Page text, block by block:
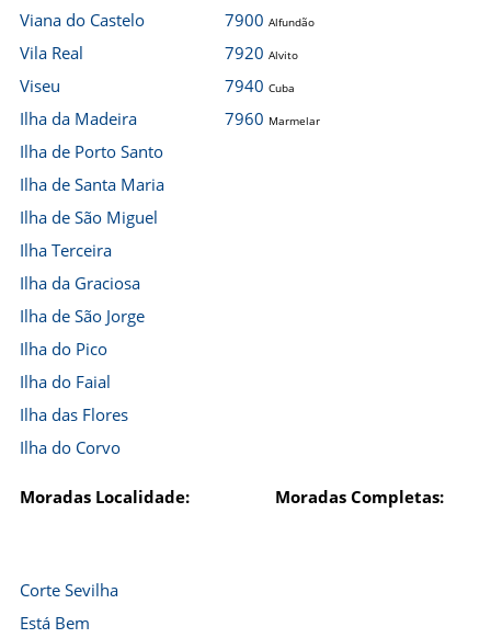
Viana do Castelo
Vila Real
Viseu
Ilha da Madeira
Ilha de Porto Santo
Ilha de Santa Maria
Ilha de São Miguel
Ilha Terceira
Ilha da Graciosa
Ilha de São Jorge
Ilha do Pico
Ilha do Faial
Ilha das Flores
Ilha do Corvo
7900 Alfundão
7920 Alvito
7940 Cuba
7960 Marmelar
Moradas Localidade: Moradas Completas:
Corte Sevilha
Está Bem